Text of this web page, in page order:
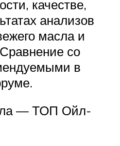
качестве,
анализов
масла и
со
в
— ТОП Ойл-